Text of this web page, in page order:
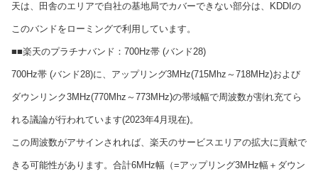
天は、田舎のエリアで自社の基地局でカバーできない部分は、KDDIの
このバンドをローミングで利用しています。
■■楽天のプラチナバンド：700Hz帯 (バンド28)
700Hz帯 (バンド28)に、アップリング3MHz(715Mhz～718MHz)および
ダウンリンク3MHz(770Mhz～773MHz)の帯域幅で周波数が割れ充てら
れる議論が行われています(2023年4月現在)。
この周波数がアサインされれば、楽天のサービスエリアの拡大に貢献で
きる可能性があります。合計6MHz幅（=アップリング3MHz幅＋ダウン